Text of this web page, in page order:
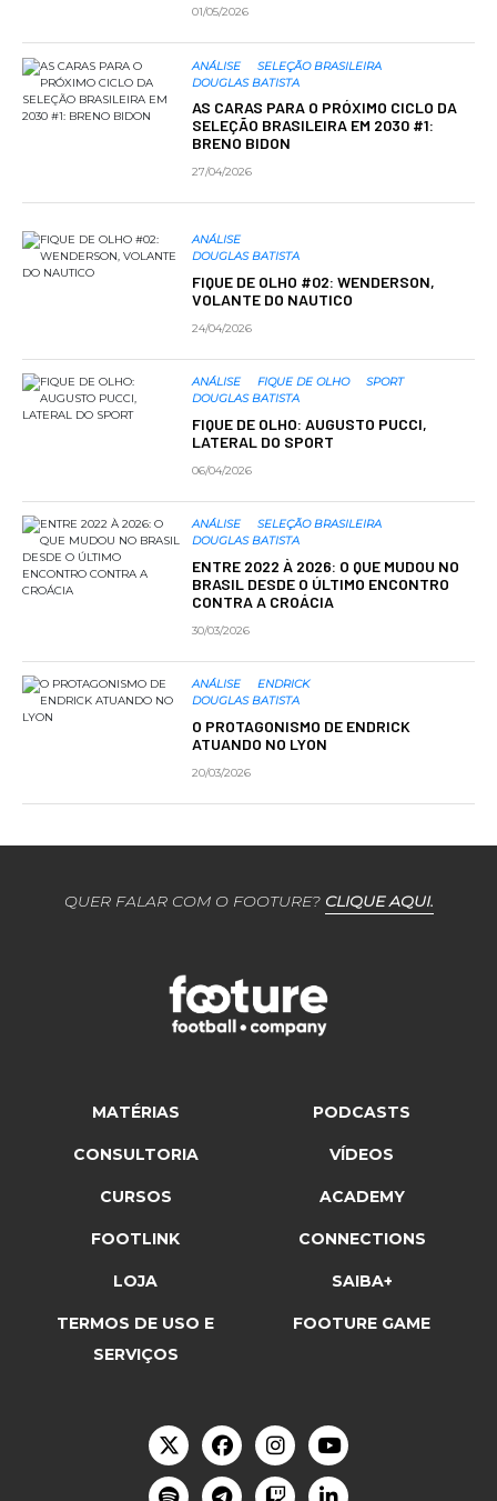
01/05/2026
ANÁLISE
SELEÇÃO BRASILEIRA
DOUGLAS BATISTA
AS CARAS PARA O PRÓXIMO CICLO DA
SELEÇÃO BRASILEIRA EM 2030 #1:
BRENO BIDON
27/04/2026
ANÁLISE
DOUGLAS BATISTA
FIQUE DE OLHO #02: WENDERSON,
VOLANTE DO NAUTICO
24/04/2026
ANÁLISE FIQUE DE OLHO
SPORT
DOUGLAS BATISTA
FIQUE DE OLHO: AUGUSTO PUCCI,
LATERAL DO SPORT
06/04/2026
ANÁLISE
SELEÇÃO BRASILEIRA
DOUGLAS BATISTA
ENTRE 2022 À 2026: O QUE MUDOU NO
BRASIL DESDE O ÚLTIMO ENCONTRO
CONTRA A CROÁCIA
30/03/2026
ANÁLISE
ENDRICK
DOUGLAS BATISTA
O PROTAGONISMO DE ENDRICK
ATUANDO NO LYON
20/03/2026
QUER FALAR COM O FOOTURE? CLIQUE AQUI.
MATÉRIAS PODCASTS
CONSULTORIA VÍDEOS
CURSOS ACADEMY
FOOTLINK CONNECTIONS
LOJA SAIBA+
TERMOS DE USO E
SERVIÇOS
FOOTURE GAME